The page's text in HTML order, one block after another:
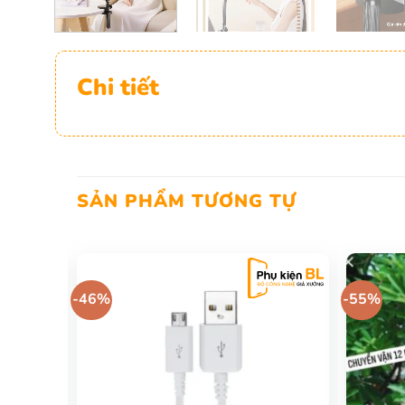
Chi tiết
SẢN PHẨM TƯƠNG TỰ
-46% -55%